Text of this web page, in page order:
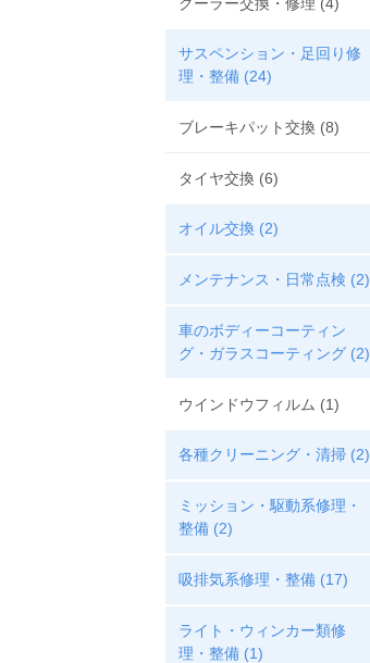
サスペンション・足回り修
理・整備 (24)
ブレーキパット交換 (8)
タイヤ交換 (6)
オイル交換 (2)
メンテナンス・日常点検 (2)
車のボディーコーティン
グ・ガラスコーティング (2)
ウインドウフィルム (1)
各種クリーニング・清掃 (2)
ミッション・駆動系修理・
整備 (2)
吸排気系修理・整備 (17)
ライト・ウィンカー類修
理・整備 (1)